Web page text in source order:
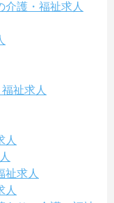
護・福祉求人
祉求人
人
祉求人
人